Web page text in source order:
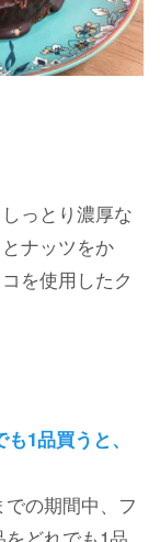
っとり濃厚な
ナッツをか
を使用したク
1品買うと、
の期間中、フ